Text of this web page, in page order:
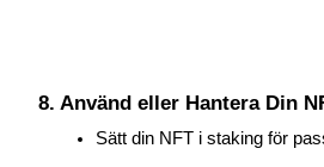
8. Använd eller Hantera Din
Sätt din NFT i staking för